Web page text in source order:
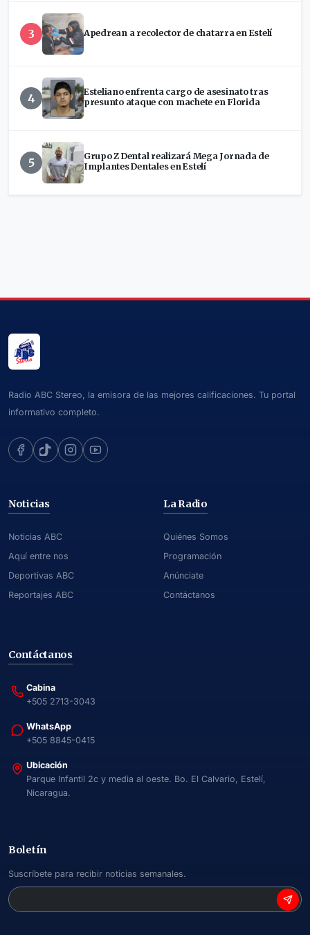
3 Apedrean a recolector de chatarra en Estelí
4
Esteliano enfrenta cargo de asesinato tras
presunto ataque con machete en Florida
5
Grupo Z Dental realizará Mega Jornada de
Implantes Dentales en Estelí
Radio ABC Stereo, la emisora de las mejores calificaciones. Tu portal
informativo completo.
Noticias
Noticias ABC
Aquí entre nos
Deportivas ABC
Reportajes ABC
La Radio
Quiénes Somos
Programación
Anúnciate
Contáctanos
Contáctanos
Cabina
+505 2713-3043
WhatsApp
+505 8845-0415
Ubicación
Parque Infantil 2c y media al oeste. Bo. El Calvario, Estelí,
Nicaragua.
Boletín
Suscríbete para recibir noticias semanales.